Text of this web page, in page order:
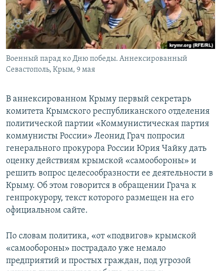
ПОБЕДИТЕЛЕЙ НЕ СУДЯТ?
КРЫМ.НЕПОКОРЕННЫЙ
ELIFBE
УКРАИНСКАЯ ПРОБЛЕМА КРЫМА
ПРИСОЕДИНЯЙТЕСЬ!
Все сайты RFE/RL
Военный парад ко Дню победы. Аннексированный
Севастополь, Крым, 9 мая
В аннексированном Крыму первый секретарь
комитета Крымского республиканского отделения
политической партии «Коммунистическая партия
коммунисты России» Леонид Грач попросил
генерального прокурора России Юрия Чайку дать
оценку действиям крымской «самообороны» и
решить вопрос целесообразности ее деятельности в
Крыму. Об этом говорится в обращении Грача к
генпрокурору, текст которого размещен на его
официальном сайте.
По словам политика, «от «подвигов» крымской
«самообороны» пострадало уже немало
предприятий и простых граждан, под угрозой